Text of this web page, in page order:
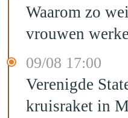
Waarom zo
vrouwen
09/08 17:00
Verenigde
kruisraket in